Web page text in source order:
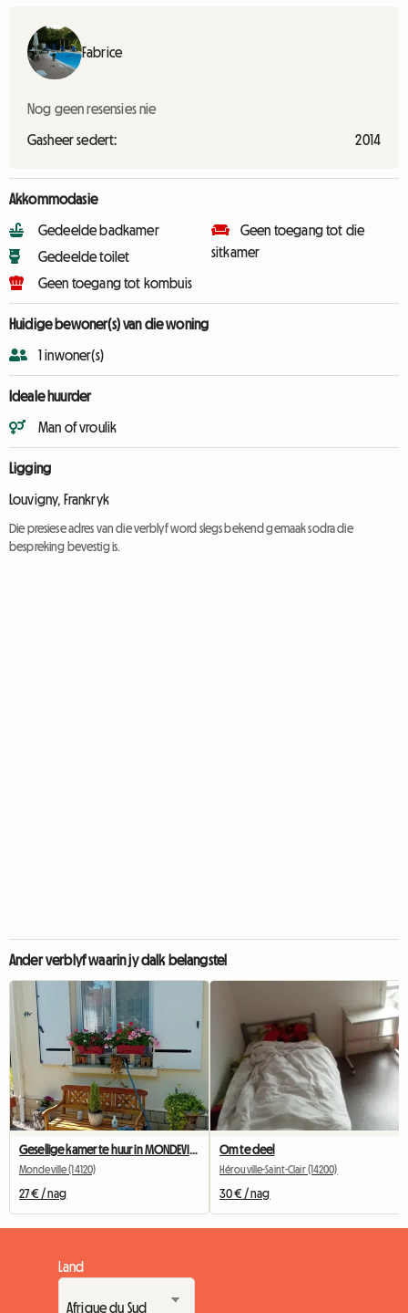
Fabrice
Nog geen resensies nie
Gasheer sedert: 2014
Akkommodasie
Gedeelde badkamer
Gedeelde toilet
Geen toegang tot kombuis
Geen toegang tot die
sitkamer
Huidige bewoner(s) van die woning
1 inwoner(s)
Ideale huurder
Man of vroulik
Ligging
Louvigny, Frankryk
Die presiese adres van die verblyf word slegs bekend gemaak sodra die
bespreking bevestig is.
Ander verblyf waarin jy dalk belangstel
Gesellige kamer te huur in MONDEVILLE 14 naby CAEN
Mondeville (14120)
27 € / nag
Om te deel
Hérouville-Saint-Clair (14200)
30 € / nag
Land